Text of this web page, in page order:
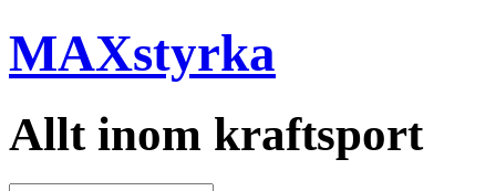
MAXstyrka
Allt inom kraftsport